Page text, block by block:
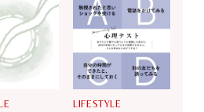
LIFESTYLE